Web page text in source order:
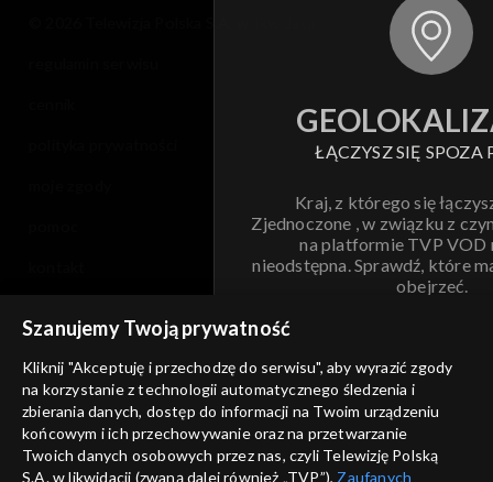
ŁĄCZYSZ SIĘ SPOZA
Kraj, z którego się
Zjednoczone , w związku z
na platformie TVP VOD
nieodstępna. Sprawdź, które
obejrzeć.
ANULUJ
informacje o dostawcy usług
Szanujemy Twoją prywatność
Kliknij "Akceptuję i przechodzę do serwisu", aby wyrazić zgody
na korzystanie z technologii automatycznego śledzenia i
zbierania danych, dostęp do informacji na Twoim urządzeniu
końcowym i ich przechowywanie oraz na przetwarzanie
Twoich danych osobowych przez nas, czyli Telewizję Polską
S.A. w likwidacji (zwaną dalej również „TVP”), Zaufanych